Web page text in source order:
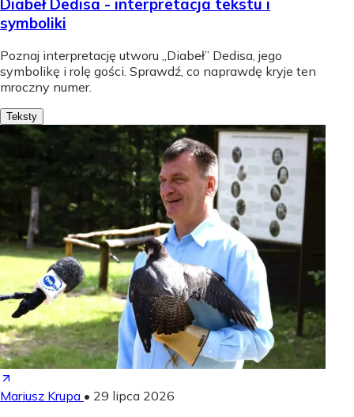
Diabeł Dedisa - interpretacja tekstu i
symboliki
Poznaj interpretację utworu „Diabeł” Dedisa, jego
symbolikę i rolę gości. Sprawdź, co naprawdę kryje ten
mroczny numer.
Teksty
Mariusz Krupa • 29 lipca 2026